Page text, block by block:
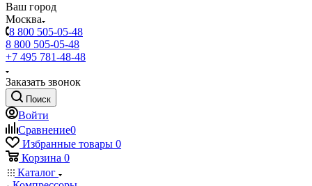
Ваш город
Москва
8 800 505-05-48
8 800 505-05-48
+7 495 781-48-48
Заказать звонок
Поиск
Войти
Сравнение0
Избранные товары 0
Корзина 0
Каталог